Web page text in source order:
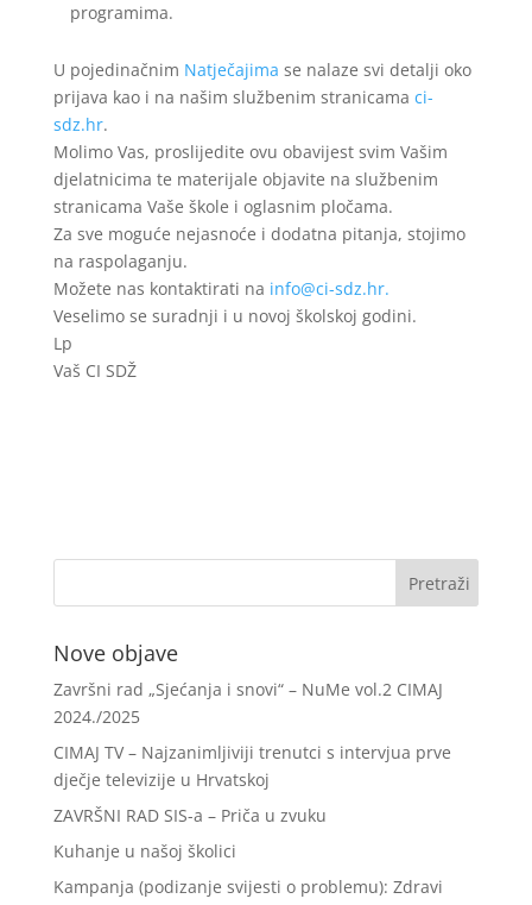
programima.
U pojedinačnim Natječajima se nalaze svi detalji oko
prijava kao i na našim službenim stranicama ci-
sdz.hr.
Molimo Vas, proslijedite ovu obavijest svim Vašim
djelatnicima te materijale objavite na službenim
stranicama Vaše škole i oglasnim pločama.
Za sve moguće nejasnoće i dodatna pitanja, stojimo
na raspolaganju.
Možete nas kontaktirati na info@ci-sdz.hr.
Veselimo se suradnji i u novoj školskoj godini.
Lp
Vaš CI SDŽ
Nove objave
Završni rad „Sjećanja i snovi“ – NuMe vol.2 CIMAJ
2024./2025
CIMAJ TV – Najzanimljiviji trenutci s intervjua prve
dječje televizije u Hrvatskoj
ZAVRŠNI RAD SIS-a – Priča u zvuku
Kuhanje u našoj školici
Kampanja (podizanje svijesti o problemu): Zdravi